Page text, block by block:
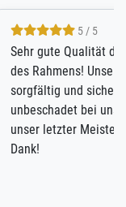
und
dass es
nicht